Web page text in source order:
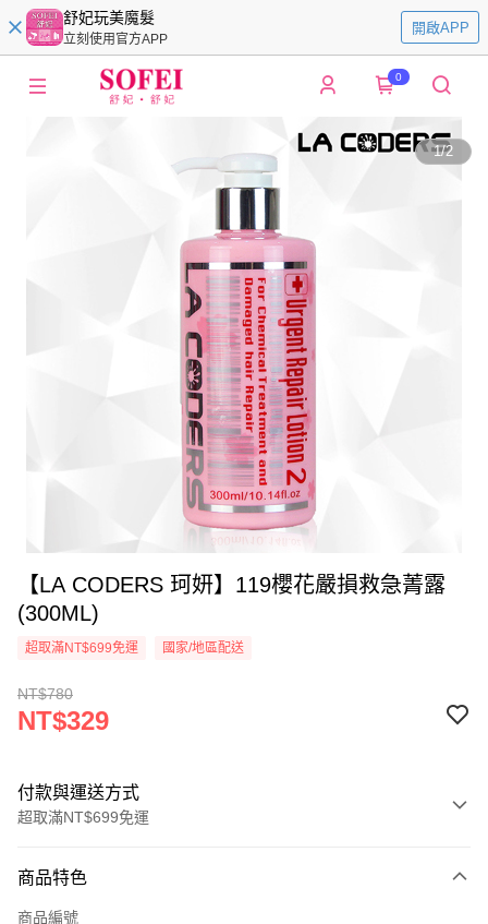
舒妃玩美魔髮
立刻使用官方APP
開啟APP
0
1/2
【LA CODERS 珂妍】119櫻花嚴損救急菁露
(300ML)
超取滿NT$699免運 國家/地區配送
NT$780
NT$329
付款與運送方式
超取滿NT$699免運
信用卡一次付款
商品特色
商品編號